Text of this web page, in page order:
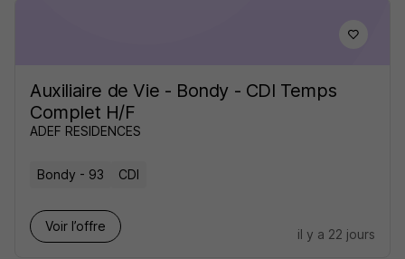
Auxiliaire de Vie - Bondy - CDI Temps
Complet H/F
ADEF RESIDENCES
Bondy - 93 CDI
Voir l’offre
il y a 22 jours